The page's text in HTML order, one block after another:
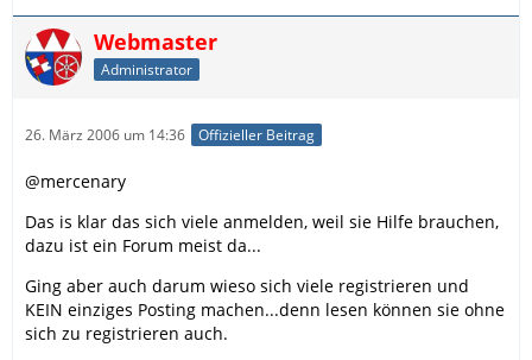
Webmaster
Administrator
26. März 2006 um 14:36 Offizieller Beitrag
@mercenary
Das is klar das sich viele anmelden, weil sie Hilfe brauchen,
dazu ist ein Forum meist da...
Ging aber auch darum wieso sich viele registrieren und
KEIN einziges Posting machen...denn lesen können sie ohne
sich zu registrieren auch.